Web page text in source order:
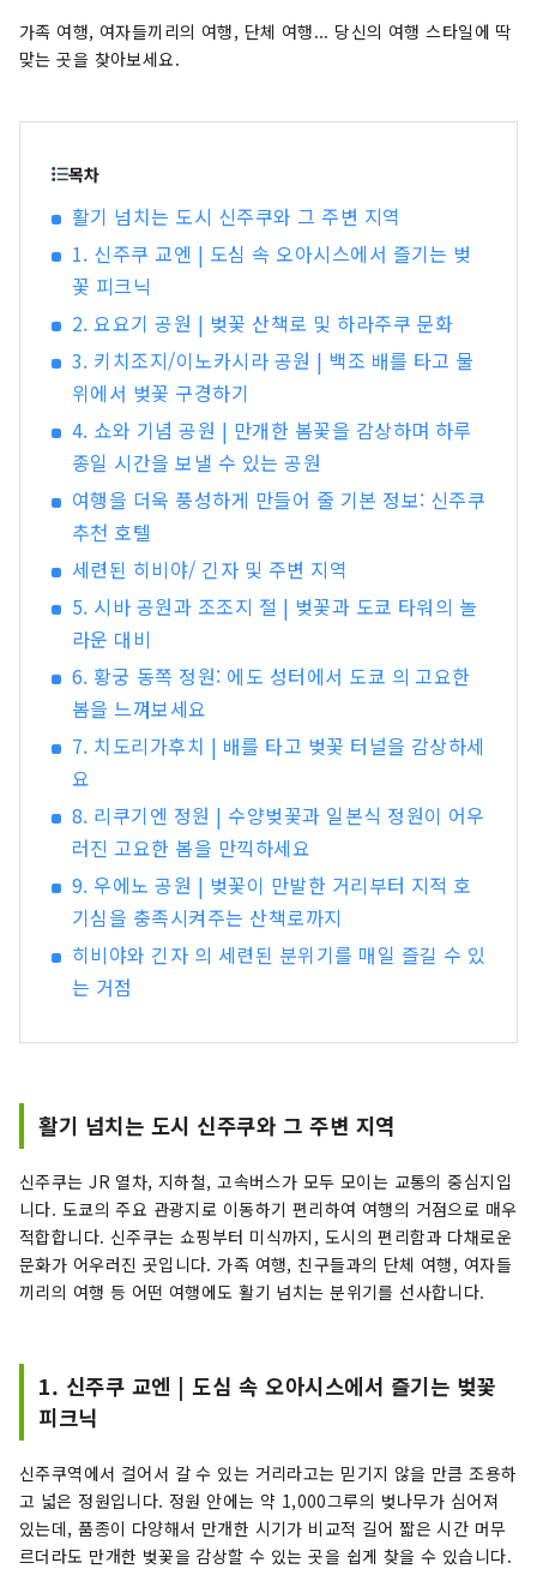
가족 여행, 여자들끼리의 여행, 단체 여행... 당신의 여행 스타일에 딱
맞는 곳을 찾아보세요.
목차
활기 넘치는 도시 신주쿠와 그 주변 지역
1. 신주쿠 교엔 | 도심 속 오아시스에서 즐기는 벚
꽃 피크닉
2. 요요기 공원 | 벚꽃 산책로 및 하라주쿠 문화
3. 키치조지/이노카시라 공원 | 백조 배를 타고 물
위에서 벚꽃 구경하기
4. 쇼와 기념 공원 | 만개한 봄꽃을 감상하며 하루
종일 시간을 보낼 수 있는 공원
여행을 더욱 풍성하게 만들어 줄 기본 정보: 신주쿠
추천 호텔
세련된 히비야/ 긴자 및 주변 지역
5. 시바 공원과 조조지 절 | 벚꽃과 도쿄 타워의 놀
라운 대비
6. 황궁 동쪽 정원: 에도 성터에서 도쿄 의 고요한
봄을 느껴보세요
7. 치도리가후치 | 배를 타고 벚꽃 터널을 감상하세
요
8. 리쿠기엔 정원 | 수양벚꽃과 일본식 정원이 어우
러진 고요한 봄을 만끽하세요
9. 우에노 공원 | 벚꽃이 만발한 거리부터 지적 호
기심을 충족시켜주는 산책로까지
히비야와 긴자 의 세련된 분위기를 매일 즐길 수 있
는 거점
활기 넘치는 도시 신주쿠와 그 주변 지역
신주쿠는 JR 열차, 지하철, 고속버스가 모두 모이는 교통의 중심지입
니다. 도쿄의 주요 관광지로 이동하기 편리하여 여행의 거점으로 매우
적합합니다. 신주쿠는 쇼핑부터 미식까지, 도시의 편리함과 다채로운
문화가 어우러진 곳입니다. 가족 여행, 친구들과의 단체 여행, 여자들
끼리의 여행 등 어떤 여행에도 활기 넘치는 분위기를 선사합니다.
1. 신주쿠 교엔 | 도심 속 오아시스에서 즐기는 벚꽃
피크닉
신주쿠역에서 걸어서 갈 수 있는 거리라고는 믿기지 않을 만큼 조용하
고 넓은 정원입니다. 정원 안에는 약 1,000그루의 벚나무가 심어져
있는데, 품종이 다양해서 만개한 시기가 비교적 길어 짧은 시간 머무
르더라도 만개한 벚꽃을 감상할 수 있는 곳을 쉽게 찾을 수 있습니다.